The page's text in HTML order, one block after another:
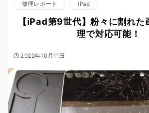
修理レポート iPad
【iPad第9世代】粉々に割れた
理で対応可能！
2022年10月11日